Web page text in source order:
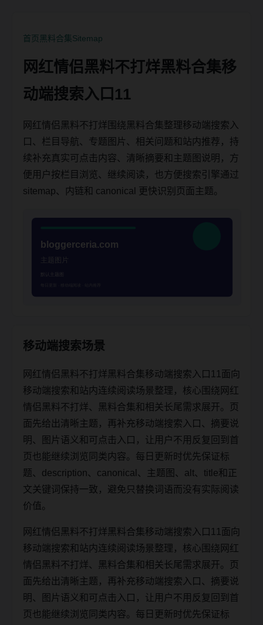
首页黑料合集Sitemap
网红情侣黑料不打烊黑料合集移
动端搜索入口11
网红情侣黑料不打烊围绕黑料合集整理移动端搜索入
口、栏目导航、专题图片、相关问题和站内推荐，持
续补充真实可点击内容、清晰摘要和主题图说明，方
便用户按栏目浏览、继续阅读，也方便搜索引擎通过
sitemap、内链和 canonical 更快识别页面主题。
移动端搜索场景
网红情侣黑料不打烊黑料合集移动端搜索入口11面向
移动端搜索和站内连续阅读场景整理，核心围绕网红
情侣黑料不打烊、黑料合集和相关长尾需求展开。页
面先给出清晰主题，再补充移动端搜索入口、摘要说
明、图片语义和可点击入口，让用户不用反复回到首
页也能继续浏览同类内容。每日更新时优先保证标
题、description、canonical、主题图、alt、title和正
文关键词保持一致，避免只替换词语而没有实际阅读
价值。
网红情侣黑料不打烊黑料合集移动端搜索入口11面向
移动端搜索和站内连续阅读场景整理，核心围绕网红
情侣黑料不打烊、黑料合集和相关长尾需求展开。页
面先给出清晰主题，再补充移动端搜索入口、摘要说
明、图片语义和可点击入口，让用户不用反复回到首
页也能继续浏览同类内容。每日更新时优先保证标